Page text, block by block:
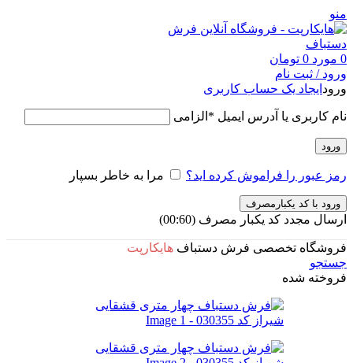
منو
0 مورد 0 تومان
ورود / ثبت نام
ورود ایجاد یک حساب کاربری
نام کاربری یا آدرس ایمیل * الزامی
ورود
رمز عبور را فراموش کرده اید؟ مرا به خاطر بسپار
ورود با کد یکبارمصرف
ارسال مجدد کد یکبار مصرف (00:
60
)
فروشگاه تخصصی فرش دستباف هایکارپت
جستجو
فروخته شده